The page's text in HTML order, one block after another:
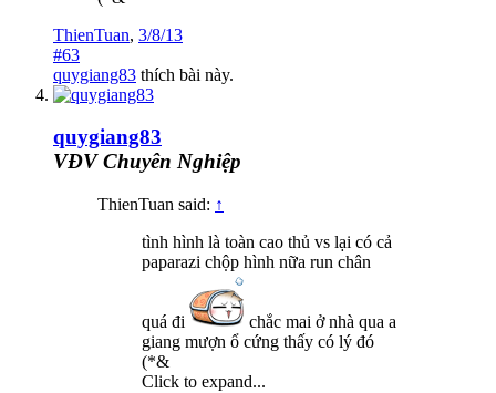
ThienTuan, 3/8/13
#63
quygiang83 thích bài này.
quygiang83
VĐV Chuyên Nghiệp
ThienTuan said: ↑
tình hình là toàn cao thủ vs lại có cả
paparazi chộp hình nữa run chân
quá đi
chắc mai ở nhà qua a
giang mượn ổ cứng thấy có lý đó
(*&
Click to expand...